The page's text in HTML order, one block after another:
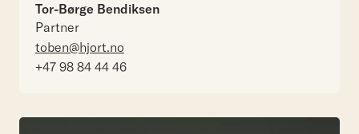
Tor-Børge Bendiksen
Partner
toben@hjort.no
+47 98 84 44 46